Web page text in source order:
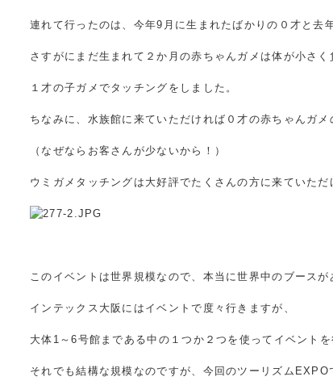
連れて行ったのは、今年9月に生まれたばかりの０才と去
さすがにまだ生まれて２か月の赤ちゃんガメは体が小さく
１才の子ガメでタッチングをしました。
ちなみに、水族館に来ていただければ０才の赤ちゃんガメ
（なぜならお客さんが少ないから！）
ウミガメタッチングは大好評でたくさんの方に来ていただ
このイベントは世界規模なので、本当に世界中のブース
インテックス大阪にはイベントで度々行きますが、
大体1～6号館まである中の１つか２つを使ってイベントを
それでも結構な規模なのですが、今回のツーリズムEXPO